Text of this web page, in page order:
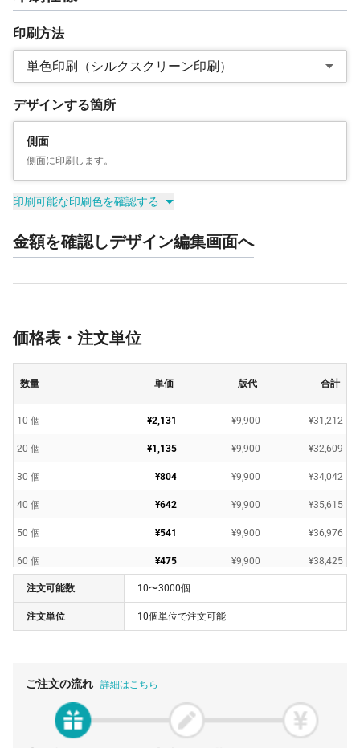
印刷方法
単色印刷（シルクスクリーン印刷）
デザインする箇所
側面
側面に印刷します。
印刷可能な印刷色を確認する
金額を確認しデザイン編集画面へ
価格表・注文単位
数量 単価 版代 合計
10 個 ¥2,131 ¥9,900 ¥31,212
20 個 ¥1,135 ¥9,900 ¥32,609
30 個 ¥804 ¥9,900 ¥34,042
40 個 ¥642 ¥9,900 ¥35,615
50 個 ¥541 ¥9,900 ¥36,976
60 個 ¥475 ¥9,900 ¥38,425
70 個 ¥426
80 個 ¥392
¥147,752
¥263 ¥273,306
注文可能数 10〜3000個
注文単位 10個単位で注文可能
ご注文の流れ 詳細はこちら